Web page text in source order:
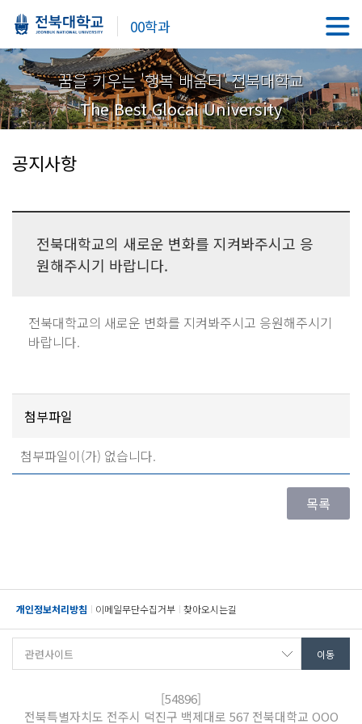
00학과
꿈을 키우는 '행복 배움터' 전북대학교
The Best Glocal University
공지사항
전북대학교의 새로운 변화를 지켜봐주시고 응
원해주시기 바랍니다.
전북대학교의 새로운 변화를 지켜봐주시고 응원해주시기
바랍니다.
첨부파일
첨부파일이(가) 없습니다.
개인정보처리방침 이메일무단수집거부 찾아오시는길
[54896]
전북특별자치도 전주시 덕진구 백제대로 567 전북대학교 OOO